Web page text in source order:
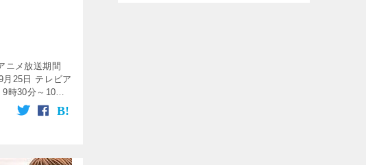
ニメ放送期間
月25日 テレビア
30分～10時
系列 話数 全
[…]